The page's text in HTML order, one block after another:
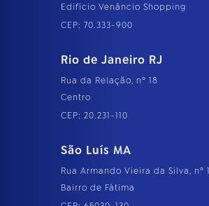
Edifício Venâncio Shopping
CEP: 70.333-900
Rio de Janeiro RJ
Rua da Relação, nº 18
Centro
CEP: 20.231-110
São Luís MA
Rua Armando Vieira da Silva, nº
Bairro de Fátima